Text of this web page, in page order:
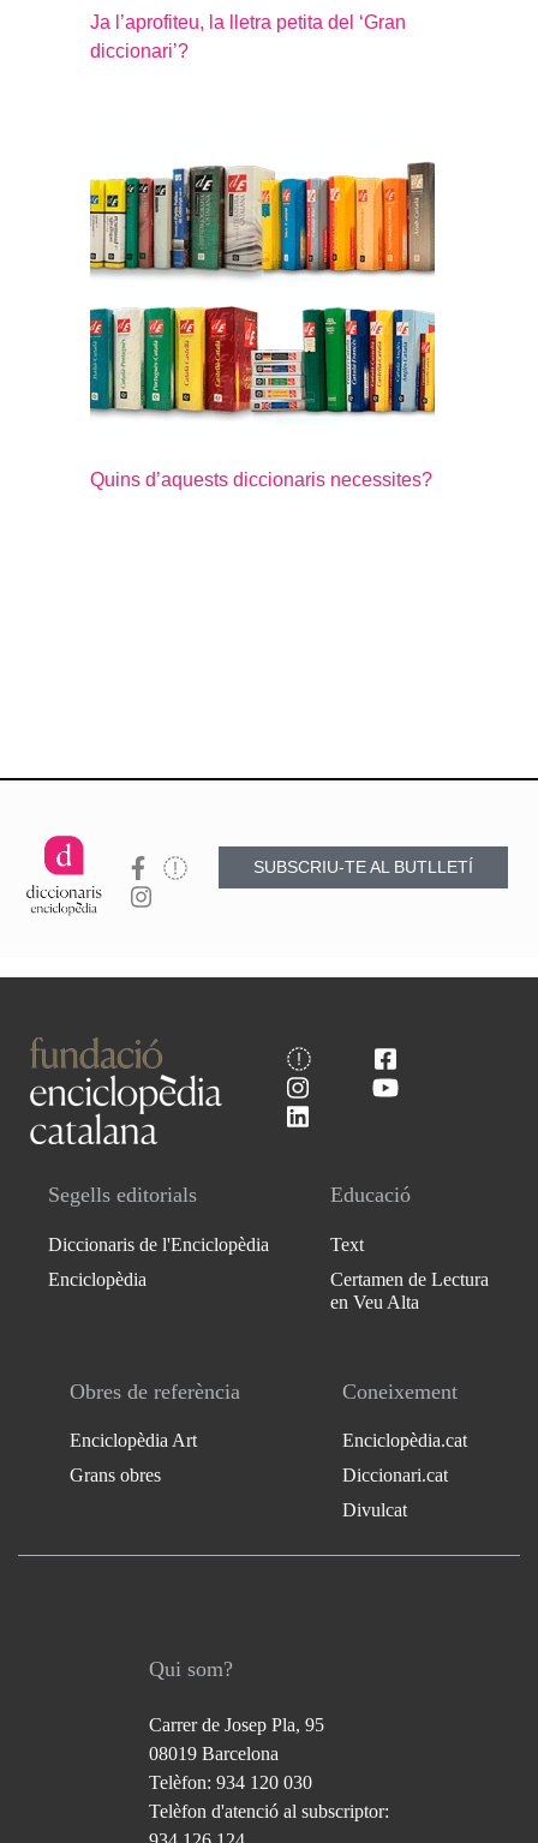
Ja l’aprofiteu, la lletra petita del ‘Gran
diccionari’?
Quins d’aquests diccionaris necessites?
SUBSCRIU-TE AL BUTLLETÍ
Segells editorials
Diccionaris de l'Enciclopèdia
Enciclopèdia
Educació
Text
Certamen de Lectura
en Veu Alta
Obres de referència
Enciclopèdia Art
Grans obres
Coneixement
Enciclopèdia.cat
Diccionari.cat
Divulcat
Qui som?
Carrer de Josep Pla, 95
08019 Barcelona
Telèfon: 934 120 030
Telèfon d'atenció al subscriptor: